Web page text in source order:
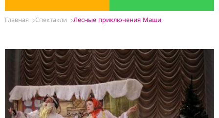
Главная Спектакли Лесные приключения Маши